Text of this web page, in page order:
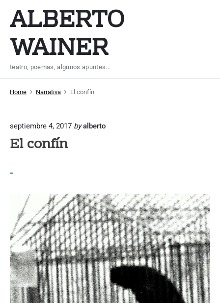
ALBERTO
WAINER
teatro, poemas, algunos apuntes...
Home Narrativa El confín
septiembre 4, 2017 by alberto
El confín